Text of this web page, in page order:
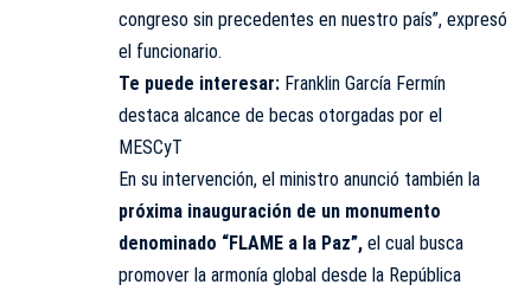
congreso sin precedentes en nuestro país”, expresó
el funcionario.
Te puede interesar: Franklin García Fermín
destaca alcance de becas otorgadas por el
MESCyT
En su intervención, el ministro anunció también la
próxima inauguración de un monumento
denominado “FLAME a la Paz”, el cual busca
promover la armonía global desde la República